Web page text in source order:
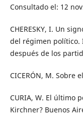
Consultado el: 12
CHERESKY, I. Un
del régimen político.
después de los
CICERÓN, M. Sobre
CURIA, W. El último
Kirchner? Buenos